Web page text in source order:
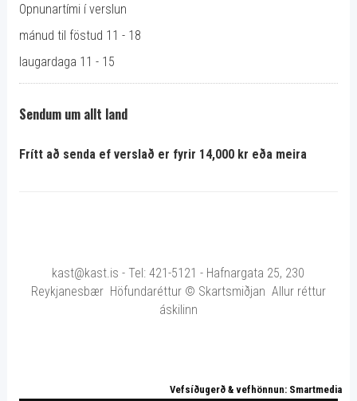
Opnunartími í verslun
mánud til föstud 11 - 18
laugardaga 11 - 15
Sendum um allt land
Frítt að senda ef verslað er fyrir 14,000 kr eða meira
kast@kast.is - Tel: 421-5121 - Hafnargata 25, 230
Reykjanesbær Höfundaréttur © Skartsmiðjan Allur réttur
áskilinn
Vefsíðugerð & vefhönnun: Smartmedia